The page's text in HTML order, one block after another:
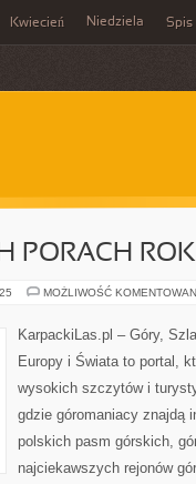
Kwiecień Niedziela Spis
PORACH
MOŻLIWOŚĆ
KarpackiLas.pl – Góry,
Europy i Świata to portal,
wysokich szczytów i
gdzie góromaniacy znajdą
polskich pasm górskich,
najciekawszych rejonów